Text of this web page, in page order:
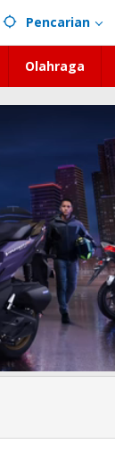
Pencarian
Olahraga